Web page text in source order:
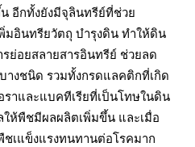
อีกทั้งยังมีจุลินทรีย์ที่ช่วย
มอินทรียวัตถุ บำรุงดิน ทำให้ดิน
ย่อยสลายสารอินทรีย์ ช่วยลด
างชนิด รวมทั้งกรดแลคติกที่เกิด
ราและแบคทีเรียที่เป็นโทษในดิน
ห้พืชมีผลผลิตเพิ่มขึ้น และเมื่อ
ชเแข็งแรงทนทานต่อโรคมาก